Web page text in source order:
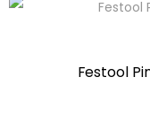
Festool